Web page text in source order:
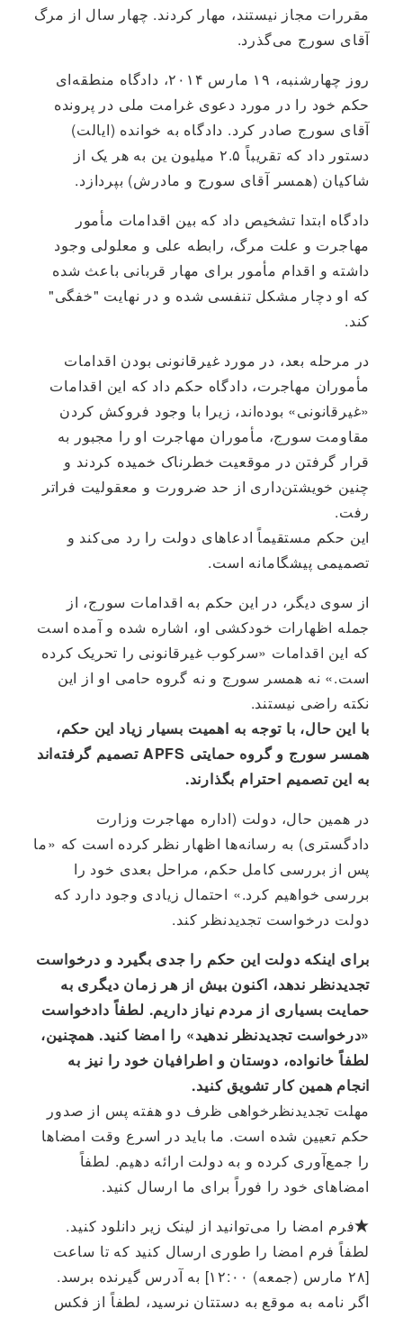
مقررات مجاز نیستند، مهار کردند. چهار سال از مرگ
آقای سورج می‌گذرد.
روز چهارشنبه، ۱۹ مارس ۲۰۱۴، دادگاه منطقه‌ای
حکم خود را در مورد دعوی غرامت ملی در پرونده
آقای سورج صادر کرد. دادگاه به خوانده (ایالت)
دستور داد که تقریباً ۲.۵ میلیون ین به هر یک از
شاکیان (همسر آقای سورج و مادرش) بپردازد.
دادگاه ابتدا تشخیص داد که بین اقدامات مأمور
مهاجرت و علت مرگ، رابطه علی و معلولی وجود
داشته و اقدام مأمور برای مهار قربانی باعث شده
که او دچار مشکل تنفسی شده و در نهایت "خفگی"
کند.
در مرحله بعد، در مورد غیرقانونی بودن اقدامات
مأموران مهاجرت، دادگاه حکم داد که این اقدامات
«غیرقانونی» بوده‌اند، زیرا با وجود فروکش کردن
مقاومت سورج، مأموران مهاجرت او را مجبور به
قرار گرفتن در موقعیت خطرناک خمیده کردند و
چنین خویشتن‌داری از حد ضرورت و معقولیت فراتر
رفت.
این حکم مستقیماً ادعاهای دولت را رد می‌کند و
تصمیمی پیشگامانه است.
از سوی دیگر، در این حکم به اقدامات سورج، از
جمله اظهارات خودکشی او، اشاره شده و آمده است
که این اقدامات «سرکوب غیرقانونی را تحریک کرده
است.» نه همسر سورج و نه گروه حامی او از این
نکته راضی نیستند.
با این حال، با توجه به اهمیت بسیار زیاد این حکم،
همسر سورج و گروه حمایتی APFS تصمیم گرفته‌اند
به این تصمیم احترام بگذارند.
در همین حال، دولت (اداره مهاجرت وزارت
دادگستری) به رسانه‌ها اظهار نظر کرده است که «ما
پس از بررسی کامل حکم، مراحل بعدی خود را
بررسی خواهیم کرد.» احتمال زیادی وجود دارد که
دولت درخواست تجدیدنظر کند.
برای اینکه دولت این حکم را جدی بگیرد و درخواست
تجدیدنظر ندهد، اکنون بیش از هر زمان دیگری به
حمایت بسیاری از مردم نیاز داریم. لطفاً دادخواست
«درخواست تجدیدنظر ندهید» را امضا کنید. همچنین،
لطفاً خانواده، دوستان و اطرافیان خود را نیز به
انجام همین کار تشویق کنید.
مهلت تجدیدنظرخواهی ظرف دو هفته پس از صدور
حکم تعیین شده است. ما باید در اسرع وقت امضاها
را جمع‌آوری کرده و به دولت ارائه دهیم. لطفاً
امضاهای خود را فوراً برای ما ارسال کنید.
★فرم امضا را می‌توانید از لینک زیر دانلود کنید.
لطفاً فرم امضا را طوری ارسال کنید که تا ساعت
[۲۸ مارس (جمعه) ۱۲:۰۰] به آدرس گیرنده برسد.
اگر نامه به موقع به دستتان نرسید، لطفاً از فکس